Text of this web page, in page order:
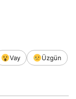
Vay
Üzgün